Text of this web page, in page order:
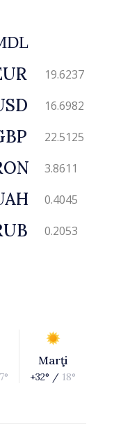
19.6237
16.6982
22.5125
3.8611
0.4045
0.2053
Marţi
+32° / 18°